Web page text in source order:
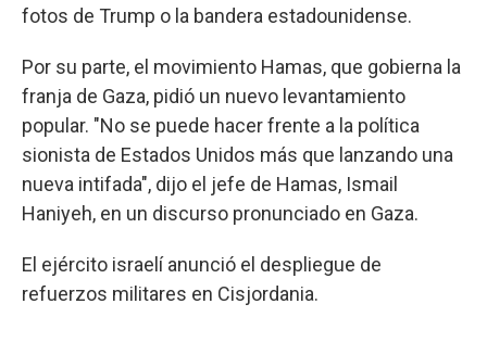
fotos de Trump o la bandera estadounidense.
Por su parte, el movimiento Hamas, que gobierna la
franja de Gaza, pidió un nuevo levantamiento
popular. "No se puede hacer frente a la política
sionista de Estados Unidos más que lanzando una
nueva intifada", dijo el jefe de Hamas, Ismail
Haniyeh, en un discurso pronunciado en Gaza.
El ejército israelí anunció el despliegue de
refuerzos militares en Cisjordania.